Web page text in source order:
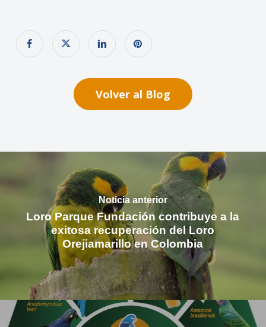
Volver al Blog
Noticia anterior
Loro Parque Fundación contribuye a la
exitosa recuperación del Loro
Orejiamarillo en Colombia